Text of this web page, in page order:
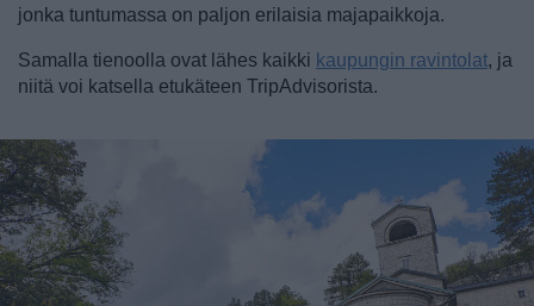
jonka tuntumassa on paljon erilaisia majapaikkoja.
Samalla tienoolla ovat lähes kaikki kaupungin ravintolat, ja
niitä voi katsella etukäteen TripAdvisorista.